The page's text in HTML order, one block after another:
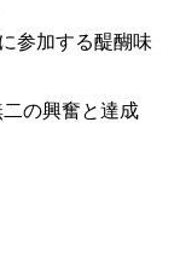
参加する醍醐味
二の興奮と達成